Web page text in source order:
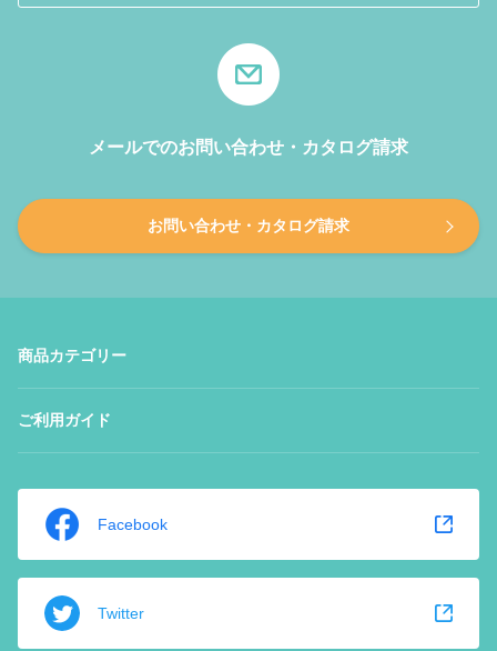
メールでのお問い合わせ・カタログ請求
お問い合わせ・カタログ請求
商品カテゴリー
ご利用ガイド
Facebook
Twitter